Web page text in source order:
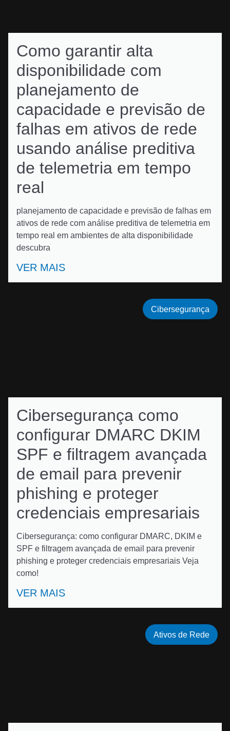
Como garantir alta
disponibilidade com
planejamento de
capacidade e previsão de
falhas em ativos de rede
usando análise preditiva
de telemetria em tempo
real
planejamento de capacidade e previsão de falhas em
ativos de rede com análise preditiva de telemetria em
tempo real em ambientes de alta disponibilidade
descubra
VER MAIS
Cibersegurança como
configurar DMARC DKIM
SPF e filtragem avançada
de email para prevenir
phishing e proteger
credenciais empresariais
Cibersegurança: como configurar DMARC, DKIM e
SPF e filtragem avançada de email para prevenir
phishing e proteger credenciais empresariais Veja
como!
VER MAIS
Cibersegurança
Ativos de Rede